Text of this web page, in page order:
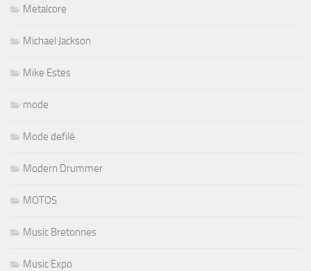
Metalcore
Michael Jackson
Mike Estes
mode
Mode defilé
Modern Drummer
MOTOS
Music Bretonnes
Music Expo